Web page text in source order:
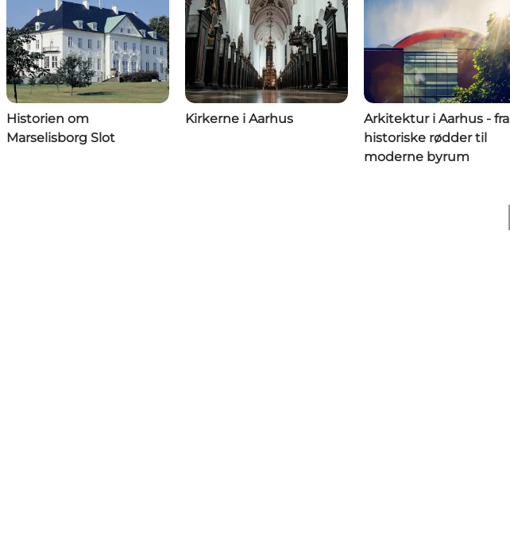
Historien om
Marselisborg Slot
Kirkerne i Aarhus
Arkitektur i Aarhus - fra
historiske rødder til
moderne byrum